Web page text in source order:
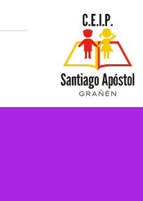
AMYPA